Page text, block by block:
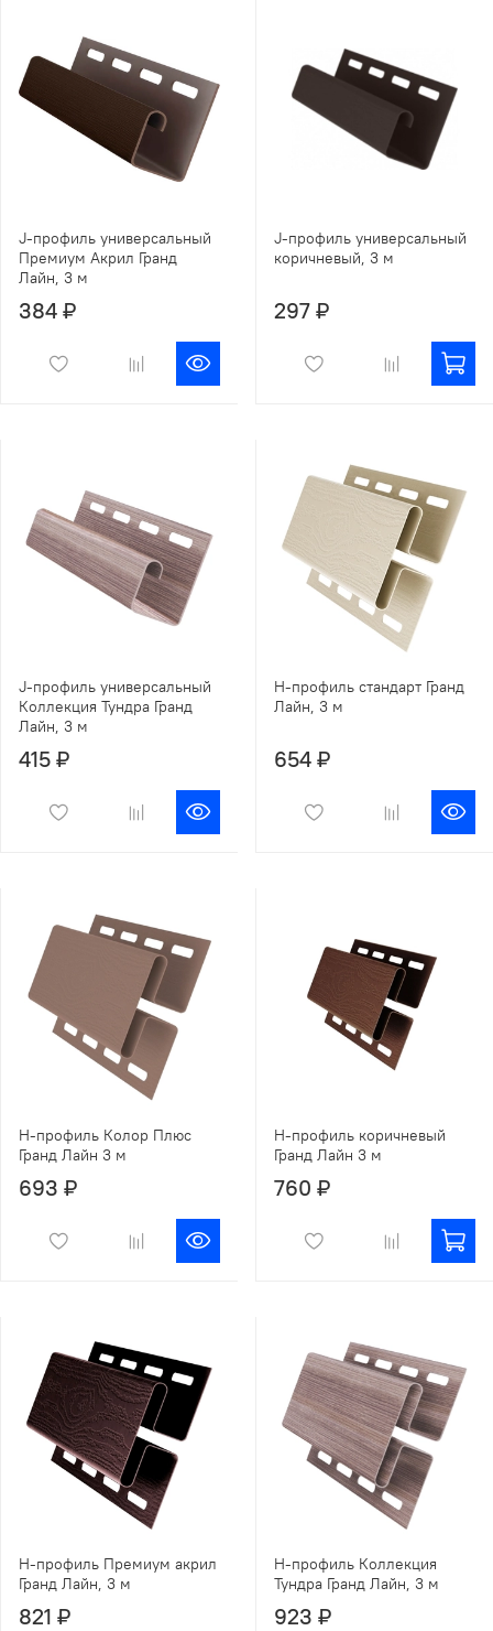
J-профиль универсальный
Премиум Акрил Гранд
Лайн, 3 м
384 ₽
J-профиль универсальный
коричневый, 3 м
297 ₽
J-профиль универсальный
Коллекция Тундра Гранд
Лайн, 3 м
415 ₽
Н-профиль стандарт Гранд
Лайн, 3 м
654 ₽
Н-профиль Колор Плюс
Гранд Лайн 3 м
693 ₽
Н-профиль коричневый
Гранд Лайн 3 м
760 ₽
Н-профиль Премиум акрил
Гранд Лайн, 3 м
821 ₽
Н-профиль Коллекция
Тундра Гранд Лайн, 3 м
923 ₽